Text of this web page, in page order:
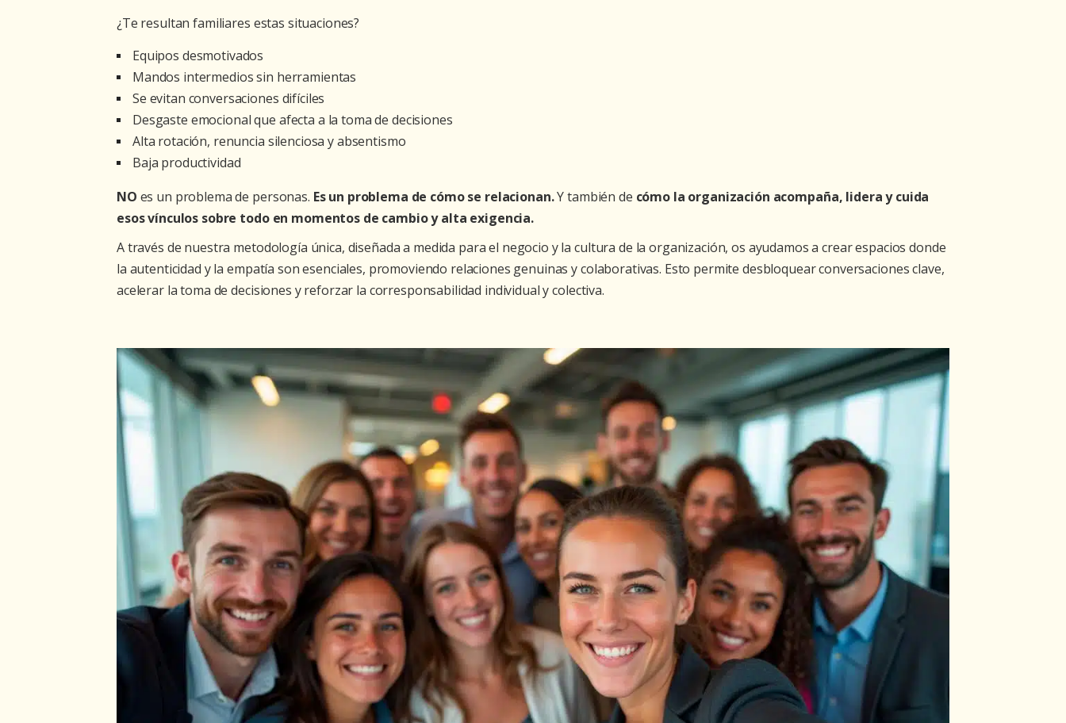
¿Te resultan familiares estas situaciones?
Equipos desmotivados
Mandos intermedios sin herramientas
Se evitan conversaciones difíciles
Desgaste emocional que afecta a la toma de decisiones
Alta rotación, renuncia silenciosa y absentismo
Baja productividad
NO es un problema de personas. Es un problema de cómo se relacionan.Y también de cómo la organización acompaña, lidera y cuida
esos vínculos sobre todo en momentos de cambio y alta exigencia.
A través de nuestra metodología única, diseñada a medida para el negocio y la cultura de la organización, os ayudamos a crear espacios donde
la autenticidad y la empatía son esenciales, promoviendo relaciones genuinas y colaborativas. Esto permite desbloquear conversaciones clave,
acelerar la toma de decisiones y reforzar la corresponsabilidad individual y colectiva.